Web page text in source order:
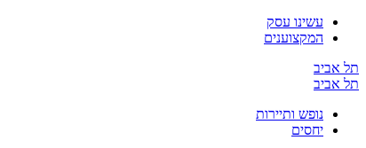
עשינו עסק
המקצוענים
תל אביב
תל אביב
נופש ותיירות
יחסים